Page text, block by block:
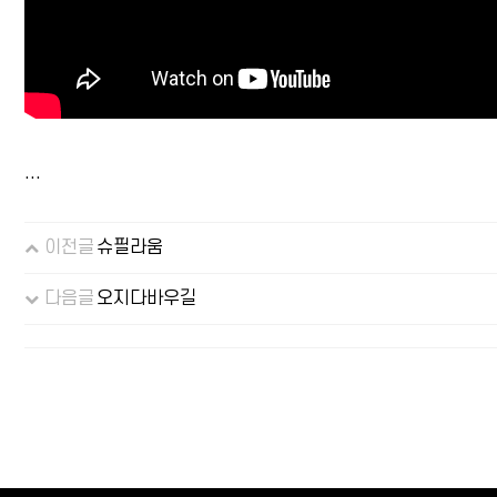
...
이전글 슈필라움
다음글 오지다바우길